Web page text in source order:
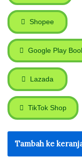
Shopee
Google Play
Lazada
TikTok Shop
Tambah ke